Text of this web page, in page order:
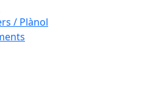
/ Plànol